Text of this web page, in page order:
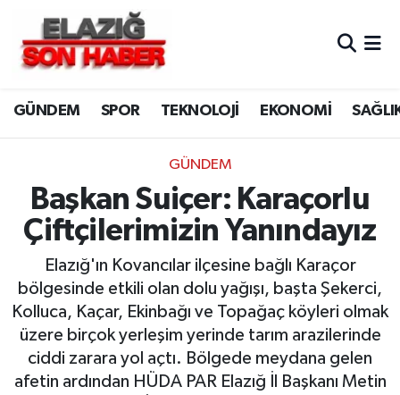
GÜNDEM SPOR TEKNOLOJİ EKONOMİ
GÜNDEM
Başkan Suiçer: Karaçorlu
Çiftçilerimizin Yanındayız
Elazığ'ın Kovancılar ilçesine bağlı Karaçor
bölgesinde etkili olan dolu yağışı, başta Şekerci,
Kolluca, Kaçar, Ekinbağı ve Topağaç köyleri olmak
üzere birçok yerleşim yerinde tarım arazilerinde
ciddi zarara yol açtı. Bölgede meydana gelen
afetin ardından HÜDA PAR Elazığ İl Başkanı Metin
CANLI YAYIN
ASAYİŞ
BİLİM VE TEKNOLOJİ
DÜNYA
EĞİTİM
EKONOMİ
ELAZIĞ
GENEL
Merkez Hava Durumu
Merkez Trafik Yoğunluk Haritası
Süper Lig Puan Durumu ve Fikstür
Tüm Manşetler
Son Dakika Haberleri
Haber Arşivi